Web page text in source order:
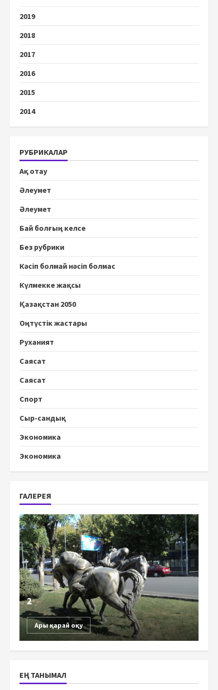
2019
2018
2017
2016
2015
2014
РУБРИКАЛАР
Ақ отау
Әлеумет
Әлеумет
Бай болғың келсе
Без рубрики
Кәсіп болмай нәсіп болмас
Күлмекке жақсы
Қазақстан 2050
Оңтүстік жастары
Руханият
Саясат
Саясат
Спорт
Сыр-сандық
Экономика
Экономика
ГАЛЕРЕЯ
2
Ары қарай оқу
ЕҢ ТАНЫМАЛ